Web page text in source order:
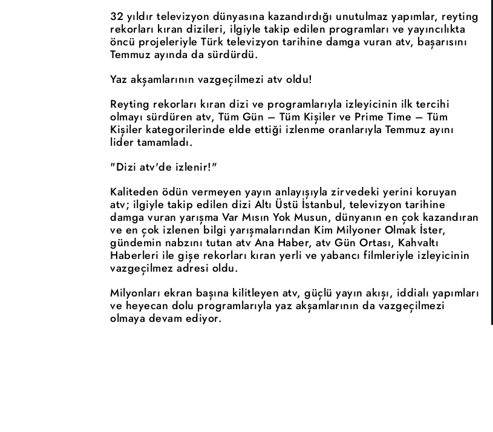
32 yıldır televizyon dünyasına kazandırdığı unutulmaz yapımlar, reyting
rekorları kıran dizileri, ilgiyle takip edilen programları ve yayıncılıkta
öncü projeleriyle Türk televizyon tarihine damga vuran atv, başarısını
Temmuz ayında da sürdürdü.
Yaz akşamlarının vazgeçilmezi atv oldu!
Reyting rekorları kıran dizi ve programlarıyla izleyicinin ilk tercihi
olmayı sürdüren atv, Tüm Gün – Tüm Kişiler ve Prime Time – Tüm
Kişiler kategorilerinde elde ettiği izlenme oranlarıyla Temmuz ayını
lider tamamladı.
"Dizi atv'de izlenir!"
Kaliteden ödün vermeyen yayın anlayışıyla zirvedeki yerini koruyan
atv; ilgiyle takip edilen dizi Altı Üstü İstanbul, televizyon tarihine
damga vuran yarışma Var Mısın Yok Musun, dünyanın en çok kazandıran
ve en çok izlenen bilgi yarışmalarından Kim Milyoner Olmak İster,
gündemin nabzını tutan atv Ana Haber, atv Gün Ortası, Kahvaltı
Haberleri ile gişe rekorları kıran yerli ve yabancı filmleriyle izleyicinin
vazgeçilmez adresi oldu.
Milyonları ekran başına kilitleyen atv, güçlü yayın akışı, iddialı yapımları
ve heyecan dolu programlarıyla yaz akşamlarının da vazgeçilmezi
olmaya devam ediyor.